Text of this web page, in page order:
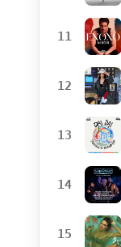
11
12
13
14
15